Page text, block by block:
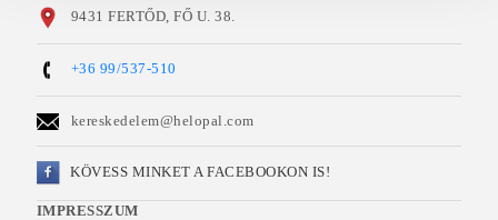
9431 FERTŐD, FŐ U. 38.
+36 99/537-510
kereskedelem@helopal.com
KÖVESS MINKET A FACEBOOKON IS!
IMPRESSZUM